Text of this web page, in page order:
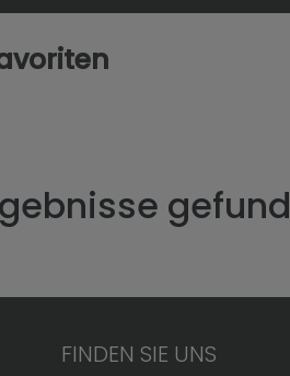
FINDEN SIE UNS